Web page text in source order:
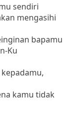
sendiri
mengasihi
bapamu
Ku
kamu tidak